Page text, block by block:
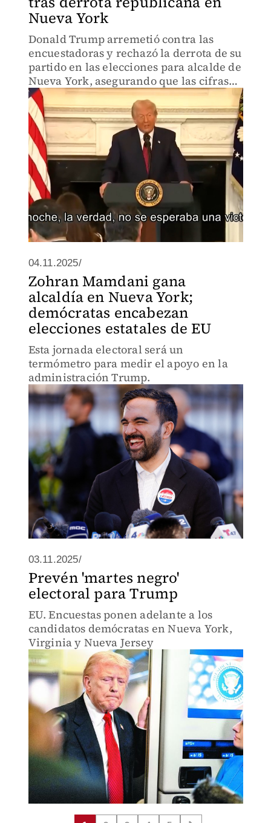
Nueva York
Donald Trump arremetió contra las
encuestadoras y rechazó la derrota de su
partido en las elecciones para alcalde de
Nueva York, asegurando que las cifras
no reflejan la realidad del voto
republicano.
04.11.2025/
Zohran Mamdani gana
alcaldía en Nueva York;
demócratas encabezan
elecciones estatales de EU
Esta jornada electoral será un
termómetro para medir el apoyo en la
administración Trump.
03.11.2025/
Prevén 'martes negro'
electoral para Trump
EU. Encuestas ponen adelante a los
candidatos demócratas en Nueva York,
Virginia y Nueva Jersey